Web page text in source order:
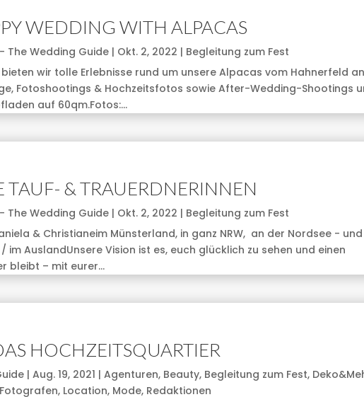
WEDDING WITH ALPACAS
The Wedding Guide| Okt. 2, 2022 | Begleitung zum Fest
wir tolle Erlebnisse rund um unsere Alpacas vom Hahnerfeld
Fotoshootings & Hochzeitsfotos sowie After-Wedding-Shootings
auf 60qm.Fotos:...
TAUF- & TRAUERDNERINNEN
The Wedding Guide| Okt. 2, 2022 | Begleitung zum Fest
& Christianeim Münsterland, in ganz NRW, an der Nordsee - und
im AuslandUnsere Vision ist es, euch glücklich zu sehen und einen
bleibt – mit eurer...
HOCHZEITSQUARTIER
| Aug. 19, 2021 | Agenturen, Beauty, Begleitung zum Fest,
Fotografen, Location, Mode, Redaktionen